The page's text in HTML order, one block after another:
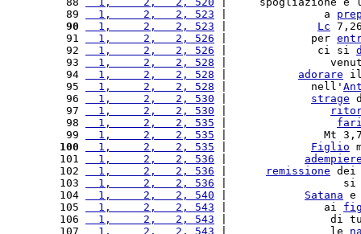
89
  1,     2,   2, 523
|               a
90
  1,     2,   2, 523
Lc
91
  1,     2,   2, 526
|             per
92
  1,     2,   2, 526
|              ci si
93
  1,     2,   2, 528
|
94
  1,     2,   2, 528
adorare
95
  1,     2,   2, 528
|             nell'
96
  1,     2,   2, 530
strage
97
  1,     2,   2, 530
98
  1,     2,   2, 535
99
  1,     2,   2, 535
|               Mt 3,7
100
  1,     2,   2, 535
Figlio
101
  1,     2,   2, 536
102
  1,     2,   2, 536
remissione
103
  1,     2,   2, 536
|                  si
104
  1,     2,   2, 540
Satana e
105
  1,     2,   2, 543
|               ai
106
  1,     2,   2, 543
|                di
107
  1,     2,   2, 543
|                le